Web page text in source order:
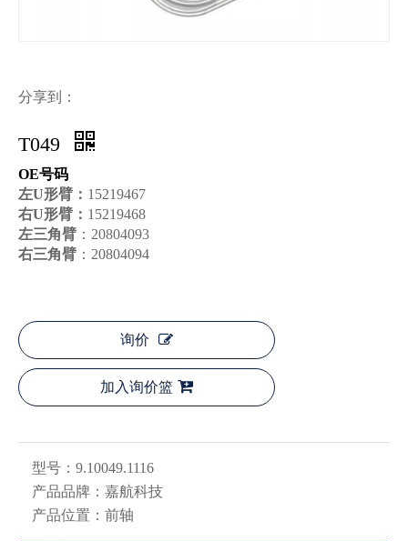
分享到：
T049
OE号码
左U形臂： 15219467
右U形臂： 15219468
左三角臂 ：20804093
右三角臂 ：20804094
询价
加入询价篮
型号： 9.10049.1116
产品品牌： 嘉航科技
产品位置： 前轴